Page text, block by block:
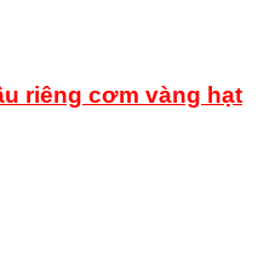
riêng cơm vàng hạt